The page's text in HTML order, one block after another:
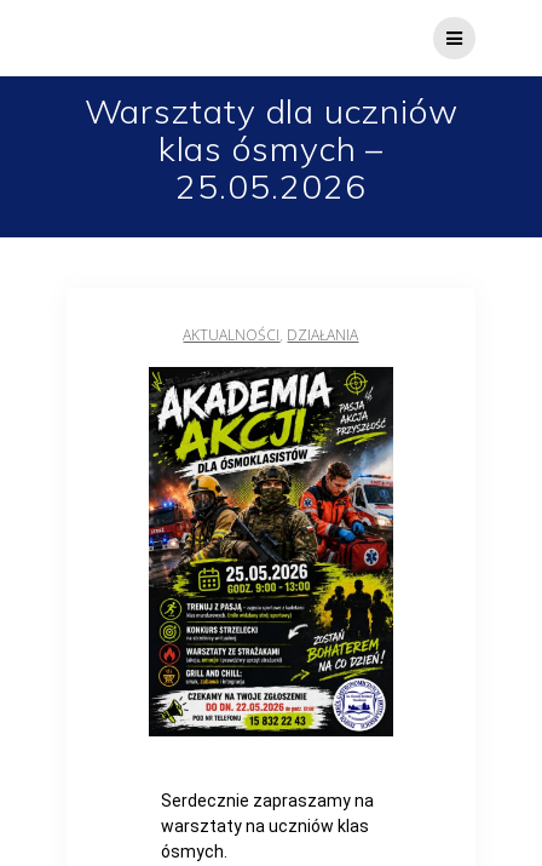
Warsztaty dla uczniów
klas ósmych –
25.05.2026
AKTUALNOŚCI, DZIAŁANIA
Serdecznie zapraszamy na
warsztaty na uczniów klas
ósmych.